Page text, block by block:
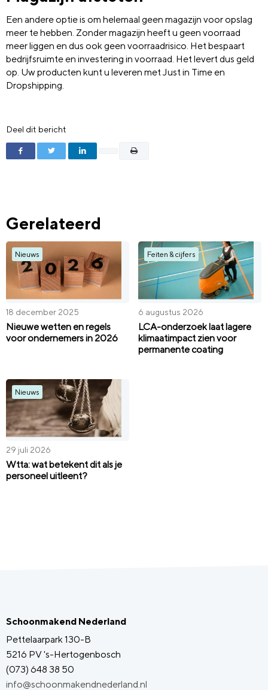
Een andere optie is om helemaal geen magazijn voor opslag
meer te hebben. Zonder magazijn heeft u geen voorraad
meer liggen en dus ook geen voorraadrisico. Het bespaart
bedrijfsruimte en investering in voorraad. Het levert dus geld
op. Uw producten kunt u leveren met Just in Time en
Dropshipping.
Deel dit bericht
Gerelateerd
Nieuws
18 december 2025
Nieuwe wetten en regels
voor ondernemers in 2026
Feiten & cijfers
6 augustus 2026
LCA-onderzoek laat lagere
klimaatimpact zien voor
permanente coating
Nieuws
29 juli 2026
Wtta: wat betekent dit als je
personeel uitleent?
Schoonmakend Nederland
Pettelaarpark 130-B
5216 PV 's-Hertogenbosch
(073) 648 38 50
info@schoonmakendnederland.nl